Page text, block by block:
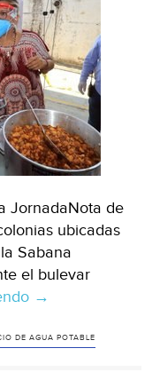
JornadaNota de
ubicadas
Sabana
el bulevar
Guerrero:
bloqueo
→
DE AGUA POTABLE